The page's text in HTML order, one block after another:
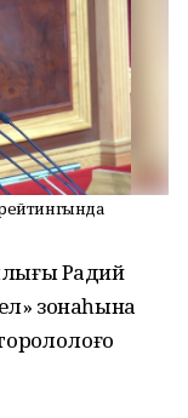
Радий
зонаһына